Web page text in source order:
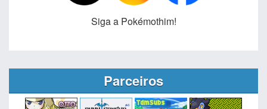
Siga a Pokémothim!
Parceiros